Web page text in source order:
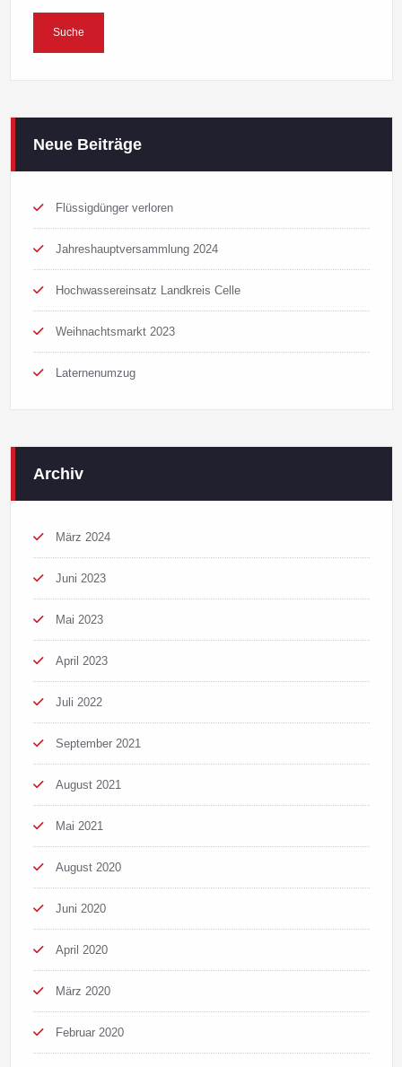
Neue Beiträge
Flüssigdünger verloren
Jahreshauptversammlung 2024
Hochwassereinsatz Landkreis Celle
Weihnachtsmarkt 2023
Laternenumzug
Archiv
März 2024
Juni 2023
Mai 2023
April 2023
Juli 2022
September 2021
August 2021
Mai 2021
August 2020
Juni 2020
April 2020
März 2020
Februar 2020